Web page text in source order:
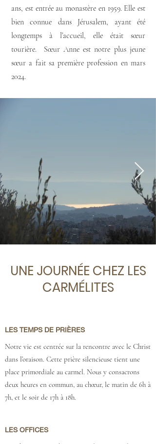
ans, est entrée au monastère en 1959. Elle est
bien connue dans Jérusalem, ayant été
longtemps à l’accueil, elle était sœur
tourière. Sœur Anne est notre plus jeune
sœur a fait sa première profession en mars
2024.
UNE JOURNÉE CHEZ LES
CARMÉLITES
LES TEMPS DE PRIÈRES
Notre vie est centrée sur la rencontre avec le Christ
dans l’oraison. Cette prière silencieuse tient une
place primordiale au carmel. Nous y consacrons
deux heures en commun, au chœur, le matin de 6h à
7h, et le soir de 17h à 18h.
LES OFFICES